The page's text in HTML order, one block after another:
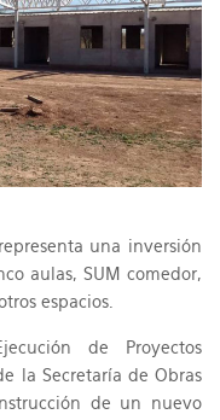
una inversión
aulas, SUM comedor,
espacios.
de Proyectos
la Secretaría de Obras
de un nuevo